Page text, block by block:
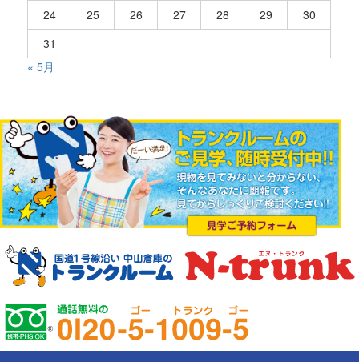
24
25 26 27 28 29
30
31
« 5月